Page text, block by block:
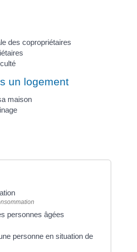
des copropriétaires
un logement
maison
personnes âgées
personne en situation de